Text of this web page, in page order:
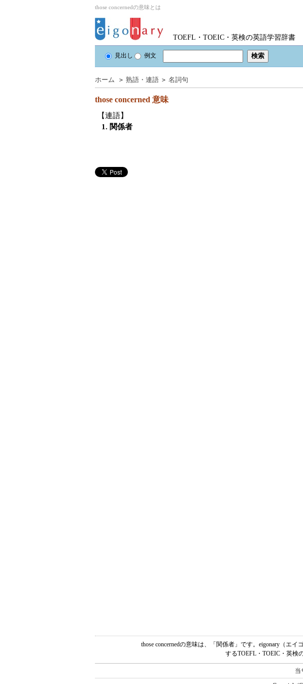
those concernedの意味とは
TOEFL・TOEIC・英検の英語学習辞書
見出し 例文
ホーム ＞ 熟語・連語 ＞ 名詞句
those concerned 意味
【連語】
1. 関係者
those concernedの意味は、「関係者」です。eigonary（エ
するTOEFL・TOEIC・英検
当